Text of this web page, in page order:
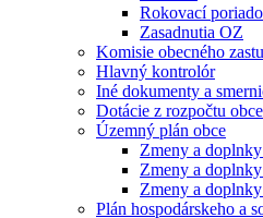
Rokovací
Zasadnutia OZ
Komisie obecného
Hlavný kontrolór
Iné dokumenty a
Dotácie z rozpočtu obce
Územný plán obce
Zmeny a
Zmeny a
Zmeny a
Plán hospodárskeho a